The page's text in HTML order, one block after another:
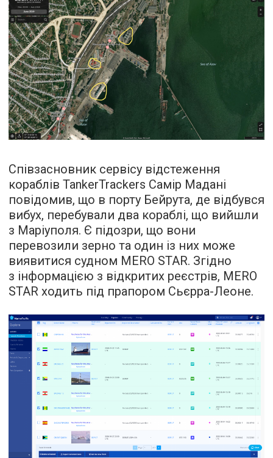
Співзасновник сервісу відстеження
кораблів TankerTrackers Самір Мадані
повідомив, що в порту Бейрута, де відбувся
вибух, перебували два кораблі, що вийшли
з Маріуполя. Є підозри, що вони
перевозили зерно та один із них може
виявитися судном MERO STAR. Згідно
з інформацією з відкритих реєстрів, MERO
STAR ходить під прапором Сьєрра-Леоне.